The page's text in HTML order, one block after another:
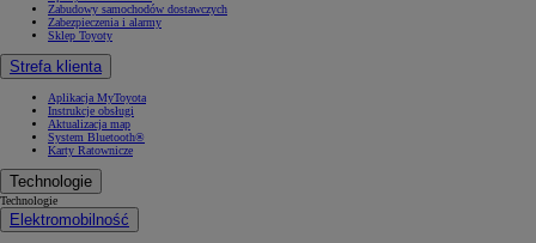
Zabudowy samochodów dostawczych
Zabezpieczenia i alarmy
Sklep Toyoty
Strefa klienta
Aplikacja MyToyota
Instrukcje obsługi
Aktualizacja map
System Bluetooth®
Karty Ratownicze
Technologie
Technologie
Elektromobilność